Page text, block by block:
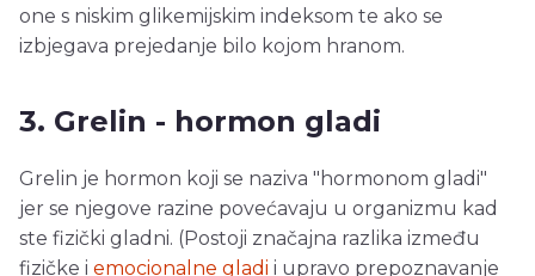
one s niskim glikemijskim indeksom te ako se
izbjegava prejedanje bilo kojom hranom.
3. Grelin - hormon gladi
Grelin je hormon koji se naziva "hormonom gladi"
jer se njegove razine povećavaju u organizmu kad
ste fizički gladni. (Postoji značajna razlika između
fizičke i emocionalne gladi i upravo prepoznavanje